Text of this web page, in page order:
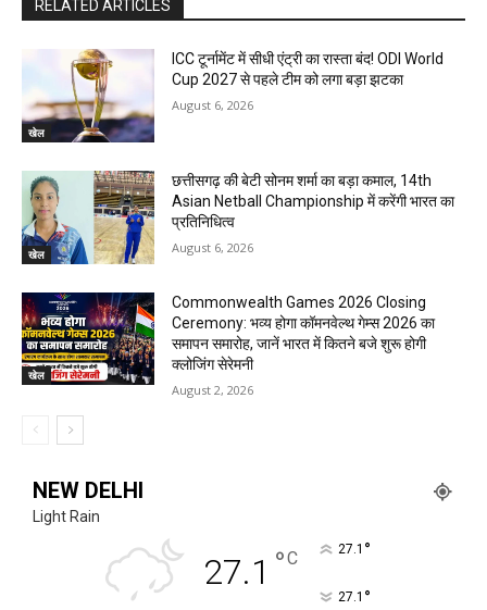
RELATED ARTICLES
खेल
ICC टूर्नामेंट में सीधी एंट्री का रास्ता बंद! ODI World
Cup 2027 से पहले टीम को लगा बड़ा झटका
August 6, 2026
खेल
छत्तीसगढ़ की बेटी सोनम शर्मा का बड़ा कमाल, 14th
Asian Netball Championship में करेंगी भारत का
प्रतिनिधित्व
August 6, 2026
खेल
Commonwealth Games 2026 Closing
Ceremony: भव्य होगा कॉमनवेल्थ गेम्स 2026 का
समापन समारोह, जानें भारत में कितने बजे शुरू होगी
क्लोजिंग सेरेमनी
August 2, 2026
NEW DELHI
Light Rain
27.1 °C 27.1 °
27.1 °